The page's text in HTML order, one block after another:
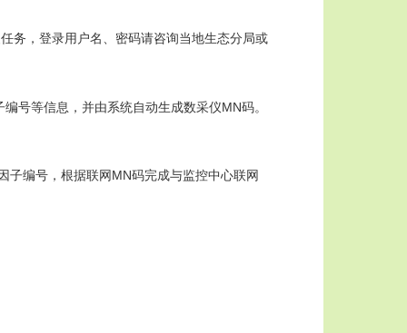
，登录用户名、密码请咨询当地生态分局或
等信息，并由系统自动生成数采仪MN码。
编号，根据联网MN码完成与监控中心联网